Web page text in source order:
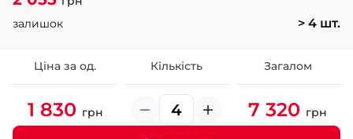
залишок
> 4 шт.
Ціна за од. Кількість Загалом
1 830 грн 7 320 грн